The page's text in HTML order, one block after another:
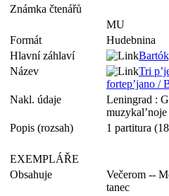
Známka čtenářů
MU
Formát
Hudebnina
Hlavní záhlaví
Název
Tri
fortep’jano /
Nakl. údaje
Leningrad :
Popis (rozsah)
1 partitura
EXEMPLÁŘE
Obsahuje
Večerom --
tanec